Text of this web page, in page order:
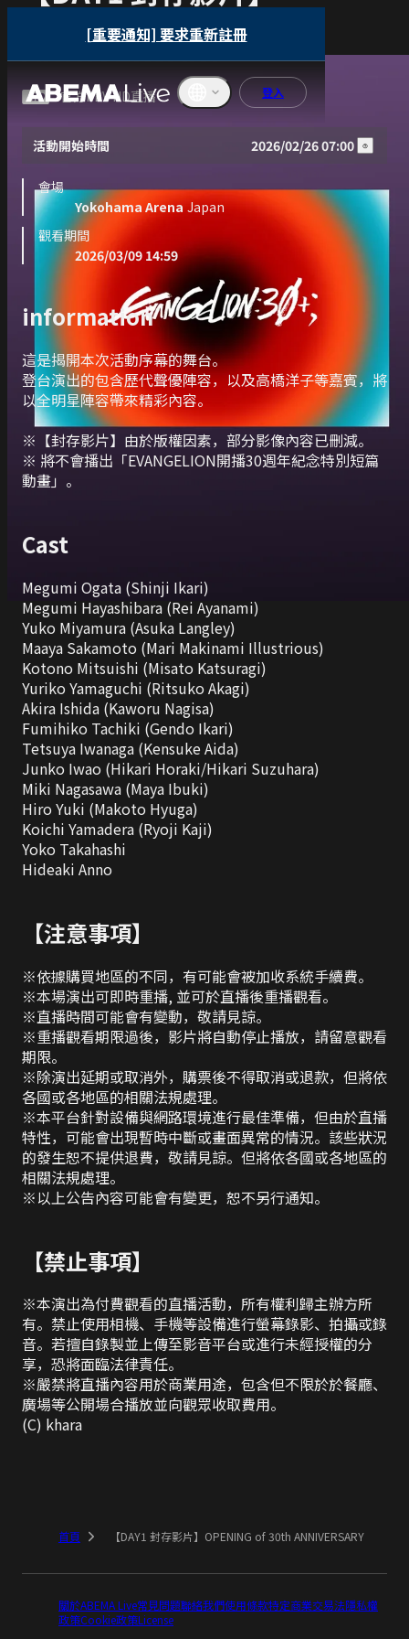
[重要通知] 要求重新註冊
English
ภาษาไทย
繁體中文
Bahasa
Indonesi
Français
Deutsch
Italiano
登入
OPENING of 30th
ANNIVERSARY
官方PPV HD直播
活動開始時間 2026/02/26 07:00
會場
Yokohama Arena Japan
觀看期間
2026/03/09 14:59
information
這是揭開本次活動序幕的舞台。
登台演出的包含歷代聲優陣容，以及高橋洋子等嘉賓，將
以全明星陣容帶來精彩內容。
※【封存影片】由於版權因素，部分影像內容已刪減。
※ 將不會播出「EVANGELION開播30週年紀念特別短篇
動畫」。
Cast
Megumi Ogata (Shinji Ikari)
Megumi Hayashibara (Rei Ayanami)
Yuko Miyamura (Asuka Langley)
Maaya Sakamoto (Mari Makinami Illustrious)
Kotono Mitsuishi (Misato Katsuragi)
Yuriko Yamaguchi (Ritsuko Akagi)
Akira Ishida (Kaworu Nagisa)
Fumihiko Tachiki (Gendo Ikari)
Tetsuya Iwanaga (Kensuke Aida)
Junko Iwao (Hikari Horaki/Hikari Suzuhara)
Miki Nagasawa (Maya Ibuki)
Hiro Yuki (Makoto Hyuga)
Koichi Yamadera (Ryoji Kaji)
Yoko Takahashi
Hideaki Anno
【注意事項】
※依據購買地區的不同，有可能會被加收系統手續費。
※本場演出可即時重播, 並可於直播後重播觀看。
※直播時間可能會有變動，敬請見諒。
※重播觀看期限過後，影片將自動停止播放，請留意觀看
期限。
※除演出延期或取消外，購票後不得取消或退款，但將依
各國或各地區的相關法規處理。
※本平台針對設備與網路環境進行最佳準備，但由於直播
特性，可能會出現暫時中斷或畫面異常的情況。該些狀況
的發生恕不提供退費，敬請見諒。但將依各國或各地區的
相關法規處理。
※以上公告內容可能會有變更，恕不另行通知。
【禁止事項】
※本演出為付費觀看的直播活動，所有權利歸主辦方所
有。禁止使用相機、手機等設備進行螢幕錄影、拍攝或錄
音。若擅自錄製並上傳至影音平台或進行未經授權的分
享，恐將面臨法律責任。
※嚴禁將直播內容用於商業用途，包含但不限於於餐廳、
廣場等公開場合播放並向觀眾收取費用。
(C) khara
首頁 【DAY1 封存影片】OPENING of 30th ANNIVERSARY
關於ABEMA Live常見問題聯絡我們使用條款特定商業交易法隱私權
政策Cookie政策License